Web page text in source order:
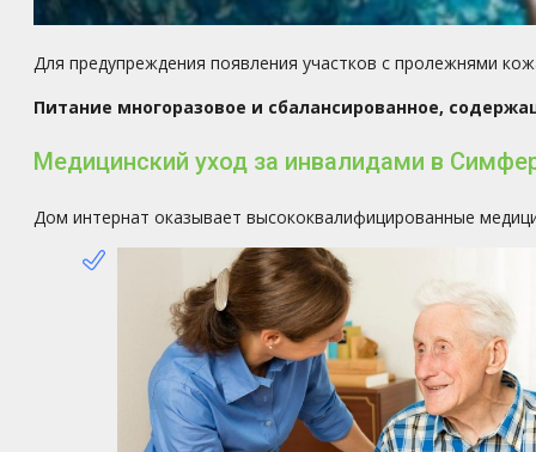
Для предупреждения появления участков с пролежнями
Питание многоразовое и сбалансированное,
Медицинский уход за инвалидами в
Дом интернат оказывает высококвалифицированные